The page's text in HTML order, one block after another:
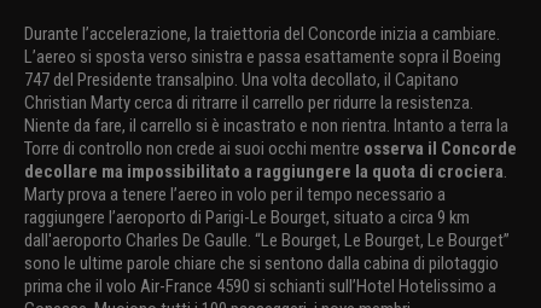
Durante l’accelerazione, la traiettoria del Concorde inizia a cambiare.
L’aereo si sposta verso sinistra e passa esattamente sopra il Boeing
747 del Presidente transalpino. Una volta decollato, il Capitano
Christian Marty cerca di ritrarre il carrello per ridurre la resistenza.
Niente da fare, il carrello si è incastrato e non rientra. Intanto a terra la
Torre di controllo non crede ai suoi occhi mentre osserva il Concorde
decollare ma impossibilitato a raggiungere la quota di crociera
Marty prova a tenere l’aereo in volo per il tempo necessario a
raggiungere l’aeroporto di Parigi-Le Bourget, situato a circa 9 km
dall'aeroporto Charles De Gaulle. “Le Bourget, Le Bourget, Le Bourget”
sono le ultime parole chiare che si sentono dalla cabina di pilotaggio
prima che il volo Air-France 4590 si schianti sull’Hotel Hotelissimo a